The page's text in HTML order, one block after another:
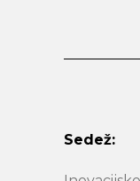
Sedež: